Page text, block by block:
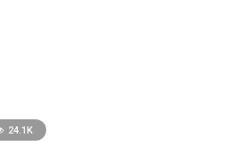
24.1K